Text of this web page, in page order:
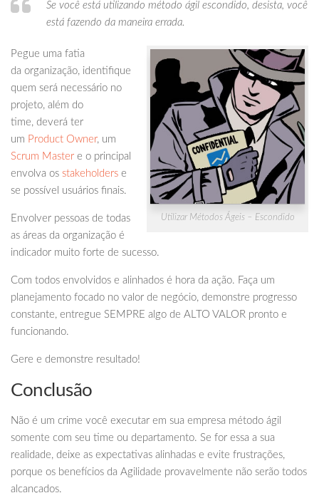
Se você está utilizando método ágil escondido, desista, você
está fazendo da maneira errada.
Utilizar Métodos Ágeis – Escondido
Pegue uma fatia
da organização, identifique
quem será necessário no
projeto, além do
time, deverá ter
um Product Owner, um
Scrum Master e o principal
envolva os stakeholders e
se possível usuários finais.
Envolver pessoas de todas
as áreas da organização é
indicador muito forte de sucesso.
Com todos envolvidos e alinhados é hora da ação. Faça um
planejamento focado no valor de negócio, demonstre progresso
constante, entregue SEMPRE algo de ALTO VALOR pronto e
funcionando.
Gere e demonstre resultado!
Conclusão
Não é um crime você executar em sua empresa método ágil
somente com seu time ou departamento. Se for essa a sua
realidade, deixe as expectativas alinhadas e evite frustrações,
porque os benefícios da Agilidade provavelmente não serão todos
alcançados.